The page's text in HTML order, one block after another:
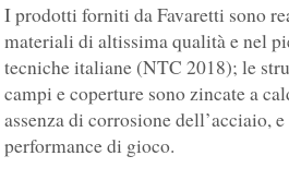
I prodotti forniti da Favaretti sono
materiali di altissima qualità e nel
tecniche italiane (NTC 2018); le
campi e coperture sono zincate a
assenza di corrosione dell’acciaio,
performance di gioco.